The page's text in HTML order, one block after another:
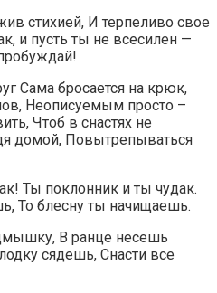
стихией, И терпеливо свое
и пусть ты не всесилен —
Сама бросается на крюк,
Неописуемым просто –
Чтоб в снастях не
домой, Повытрепываться
Ты поклонник и ты чудак.
То блесну ты начищаешь.
В ранце несешь
сядешь, Снасти все